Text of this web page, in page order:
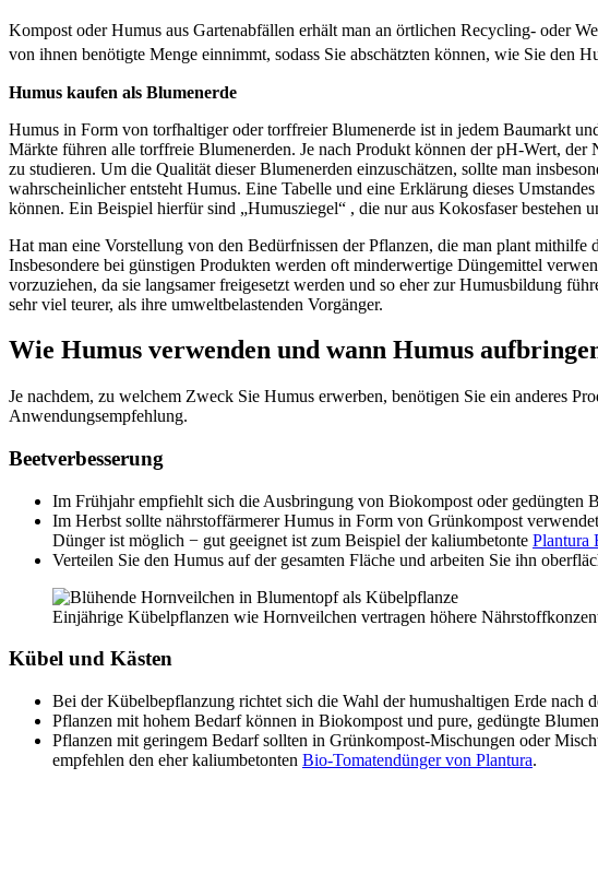
Kompost oder Humus aus Gartenabfällen erhält man an örtlichen Recycling- oder
von ihnen benötigte Menge einnimmt, sodass Sie abschätzten können, wie Sie den
Humus kaufen als Blumenerde
Humus in Form von torfhaltiger oder torffreier Blumenerde ist in jedem Baumarkt
Märkte führen alle torffreie Blumenerden. Je nach Produkt können der pH-Wert,
zu studieren. Um die Qualität dieser Blumenerden einzuschätzen, sollte man
wahrscheinlicher entsteht Humus. Eine Tabelle und eine Erklärung dieses
können. Ein Beispiel hierfür sind „Humusziegel“ , die nur aus Kokosfaser bestehen
Hat man eine Vorstellung von den Bedürfnissen der Pflanzen, die man plant mithilfe
Insbesondere bei günstigen Produkten werden oft minderwertige Düngemittel
vorzuziehen, da sie langsamer freigesetzt werden und so eher zur Humusbildung
sehr viel teurer, als ihre umweltbelastenden Vorgänger.
Wie Humus verwenden und wann Humus
Je nachdem, zu welchem Zweck Sie Humus erwerben, benötigen Sie ein anderes
Anwendungsempfehlung.
Beetverbesserung
Im Frühjahr empfiehlt sich die Ausbringung von Biokompost oder gedüngten
Im Herbst sollte nährstoffärmerer Humus in Form von Grünkompost
Dünger ist möglich − gut geeignet ist zum Beispiel der kaliumbetonte Plantura
Verteilen Sie den Humus auf der gesamten Fläche und arbeiten Sie ihn
Einjährige Kübelpflanzen wie Hornveilchen vertragen höhere
Kübel und Kästen
Bei der Kübelbepflanzung richtet sich die Wahl der humushaltigen Erde nach
Pflanzen mit hohem Bedarf können in Biokompost und pure, gedüngte
Pflanzen mit geringem Bedarf sollten in Grünkompost-Mischungen oder
empfehlen den eher kaliumbetonten Bio-Tomatendünger von Plantura.